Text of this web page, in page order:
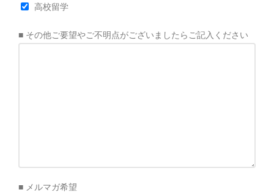
高校留学
■ その他ご要望やご不明点がございましたらご記入ください
■ メルマガ希望